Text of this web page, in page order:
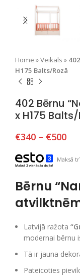
Home »Veikals »
H175 Balts/Rozā
402 Bērnu
x H175
€340 – €500
Maksā
Bērnu
Latvijā ražota
modernai bērnu
Tā ir jauna
Pateicoties